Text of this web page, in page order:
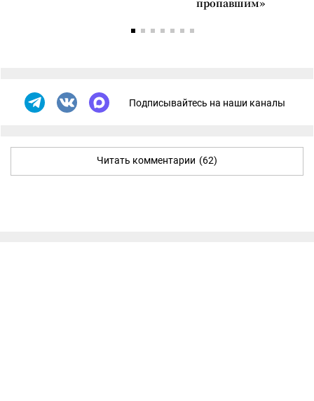
пропавшим»
Подписывайтесь на наши каналы
Читать комментарии (62)